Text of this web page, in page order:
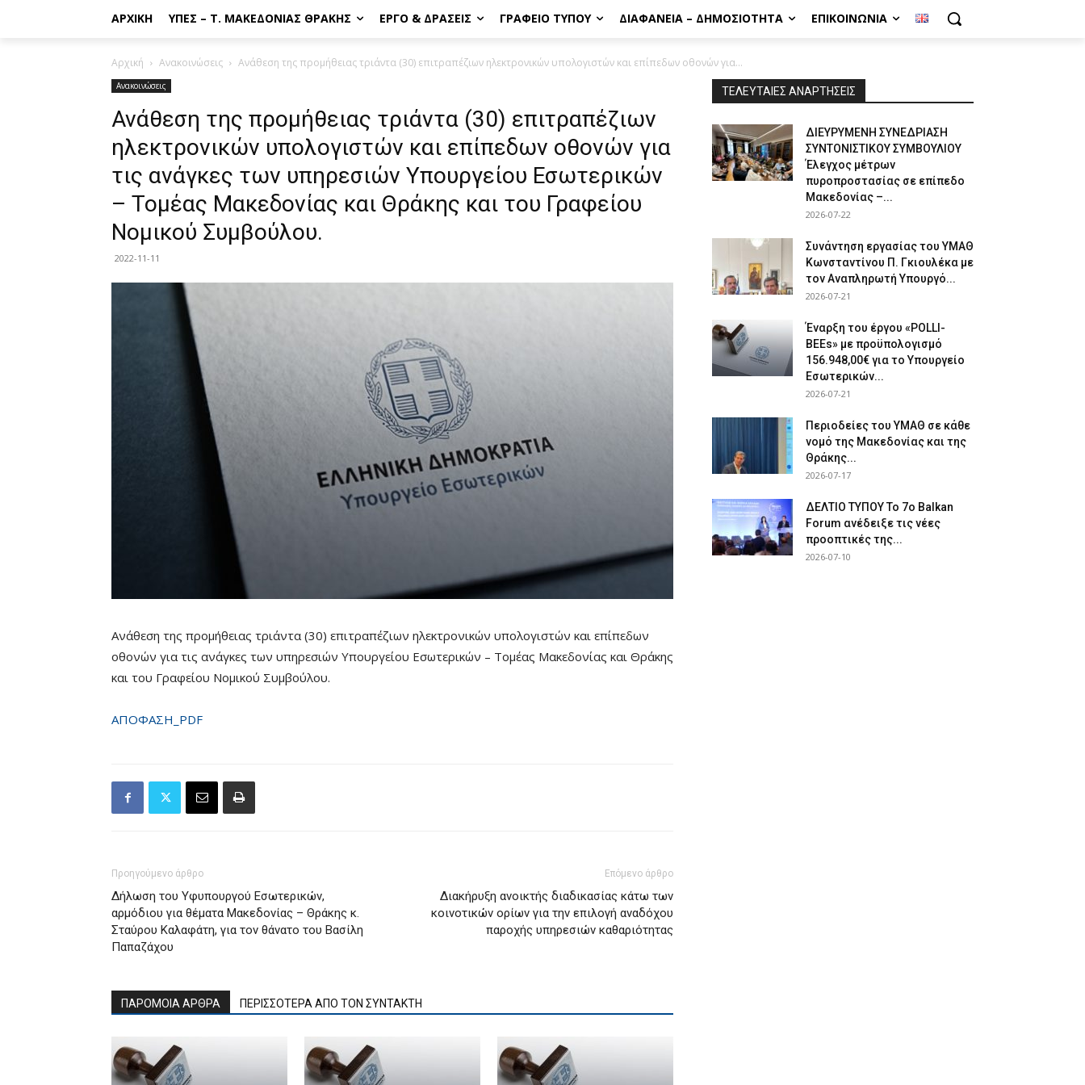
ΑΡΧΙΚΉ ΥΠΕΣ – Τ. ΜΑΚΕΔΟΝΊΑΣ ΘΡΆΚΗΣ ΈΡΓΟ & ΔΡΆΣΕΙΣ ΓΡΑΦΕΊΟ ΤΎΠΟΥ ΔΙΑΦΆΝΕΙΑ – ΔΗΜΟΣΙΌΤΗΤΑ ΕΠΙΚΟΙΝΩΝΊΑ
Αρχική Ανακοινώσεις Ανάθεση της προμήθειας τριάντα (30) επιτραπέζιων ηλεκτρονικών υπολογιστών και επίπεδων οθονών για...
Ανακοινώσεις
Ανάθεση της προμήθειας τριάντα (30) επιτραπέζιων
ηλεκτρονικών υπολογιστών και επίπεδων οθονών για
τις ανάγκες των υπηρεσιών Υπουργείου Εσωτερικών
– Τομέας Μακεδονίας και Θράκης και του Γραφείου
Νομικού Συμβούλου.
2022-11-11
Ανάθεση της προμήθειας τριάντα (30) επιτραπέζιων ηλεκτρονικών υπολογιστών και επίπεδων
οθονών για τις ανάγκες των υπηρεσιών Υπουργείου Εσωτερικών – Τομέας Μακεδονίας και Θράκης
και του Γραφείου Νομικού Συμβούλου.
ΑΠΟΦΑΣΗ_PDF
Προηγούμενο άρθρο
Δήλωση του Υφυπουργού Εσωτερικών,
αρμόδιου για θέματα Μακεδονίας – Θράκης κ.
Σταύρου Καλαφάτη, για τον θάνατο του Βασίλη
Παπαζάχου
Επόμενο άρθρο
Διακήρυξη ανοικτής διαδικασίας κάτω των
κοινοτικών ορίων για την επιλογή αναδόχου
παροχής υπηρεσιών καθαριότητας
ΠΑΡΟΜΟΙΑ ΑΡΘΡΑ ΠΕΡΙΣΣΟΤΕΡΑ ΑΠΟ ΤΟΝ ΣΥΝΤΑΚΤΗ
ΤΕΛΕΥΤΑΙΕΣ ΑΝΑΡΤΗΣΕΙΣ
ΔΙΕΥΡΥΜΕΝΗ ΣΥΝΕΔΡΙΑΣΗ
ΣΥΝΤΟΝΙΣΤΙΚΟΥ ΣΥΜΒΟΥΛΙΟΥ
Έλεγχος μέτρων
πυροπροστασίας σε επίπεδο
Μακεδονίας –...
2026-07-22
Συνάντηση εργασίας του ΥΜΑΘ
Κωνσταντίνου Π. Γκιουλέκα με
τον Αναπληρωτή Υπουργό...
2026-07-21
Έναρξη του έργου «POLLI-
BEEs» με προϋπολογισμό
156.948,00€ για το Υπουργείο
Εσωτερικών...
2026-07-21
Περιοδείες του ΥΜΑΘ σε κάθε
νομό της Μακεδονίας και της
Θράκης...
2026-07-17
ΔΕΛΤΙΟ ΤΥΠΟΥ Το 7ο Balkan
Forum ανέδειξε τις νέες
προοπτικές της...
2026-07-10